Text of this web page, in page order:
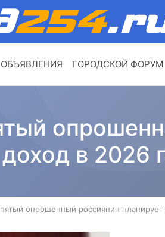
ОБЪЯВЛЕНИЯ ГОРОДСКОЙ ФОРУМ
в 2026
опрошенный россиянин планирует